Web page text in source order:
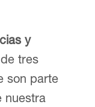
y
tres
son parte
nuestra